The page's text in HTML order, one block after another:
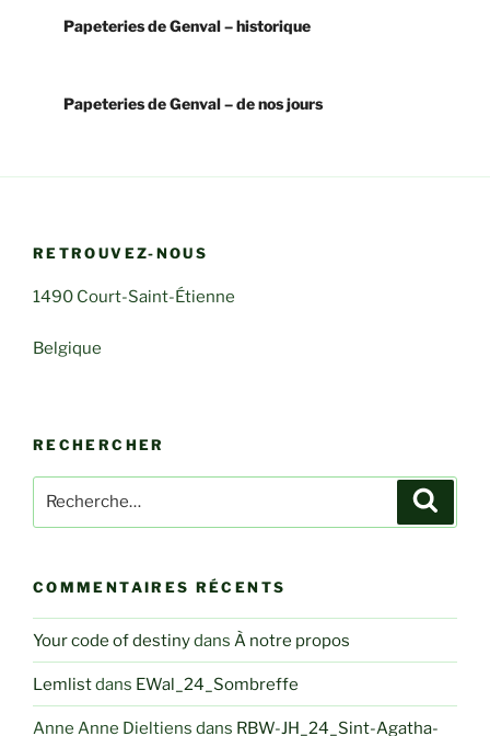
Papeteries de Genval – historique
Papeteries de Genval – de nos jours
RETROUVEZ-NOUS
1490 Court-Saint-Étienne
Belgique
RECHERCHER
pour
COMMENTAIRES RÉCENTS
Your code of destinydans À notre propos
Lemlistdans EWal_24_Sombreffe
Anne Anne Dieltiens dans RBW-JH_24_Sint-Agatha-